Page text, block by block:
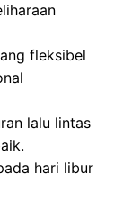
fleksibel
lalu lintas
hari libur